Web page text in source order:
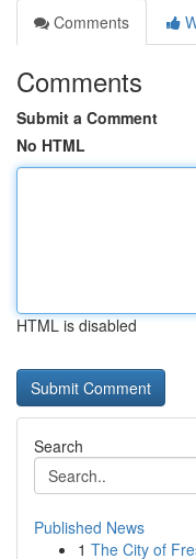
Comments
Comments
Submit a Comment
No HTML
HTML is disabled
Search
Published News
1 The City of